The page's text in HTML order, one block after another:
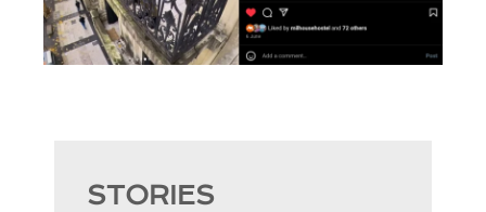
STORIES